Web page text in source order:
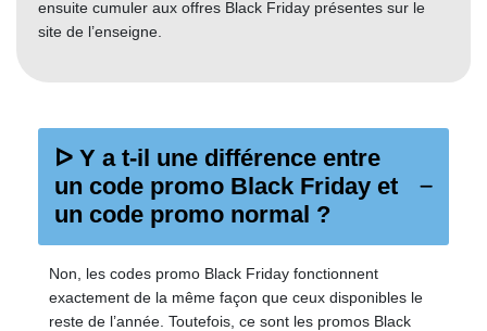
ensuite cumuler aux offres Black Friday présentes sur le
site de l’enseigne.
ᐅ Y a t-il une différence entre
un code promo Black Friday et
un code promo normal ?
Non, les codes promo Black Friday fonctionnent
exactement de la même façon que ceux disponibles le
reste de l’année. Toutefois, ce sont les promos Black